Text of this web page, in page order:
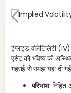
इंप्लाइड वोलेटिलिटी
एसेट की भविष्य की
गहराई से समझ यहां दी
परिभाषा: निहित
Pr
ou
s